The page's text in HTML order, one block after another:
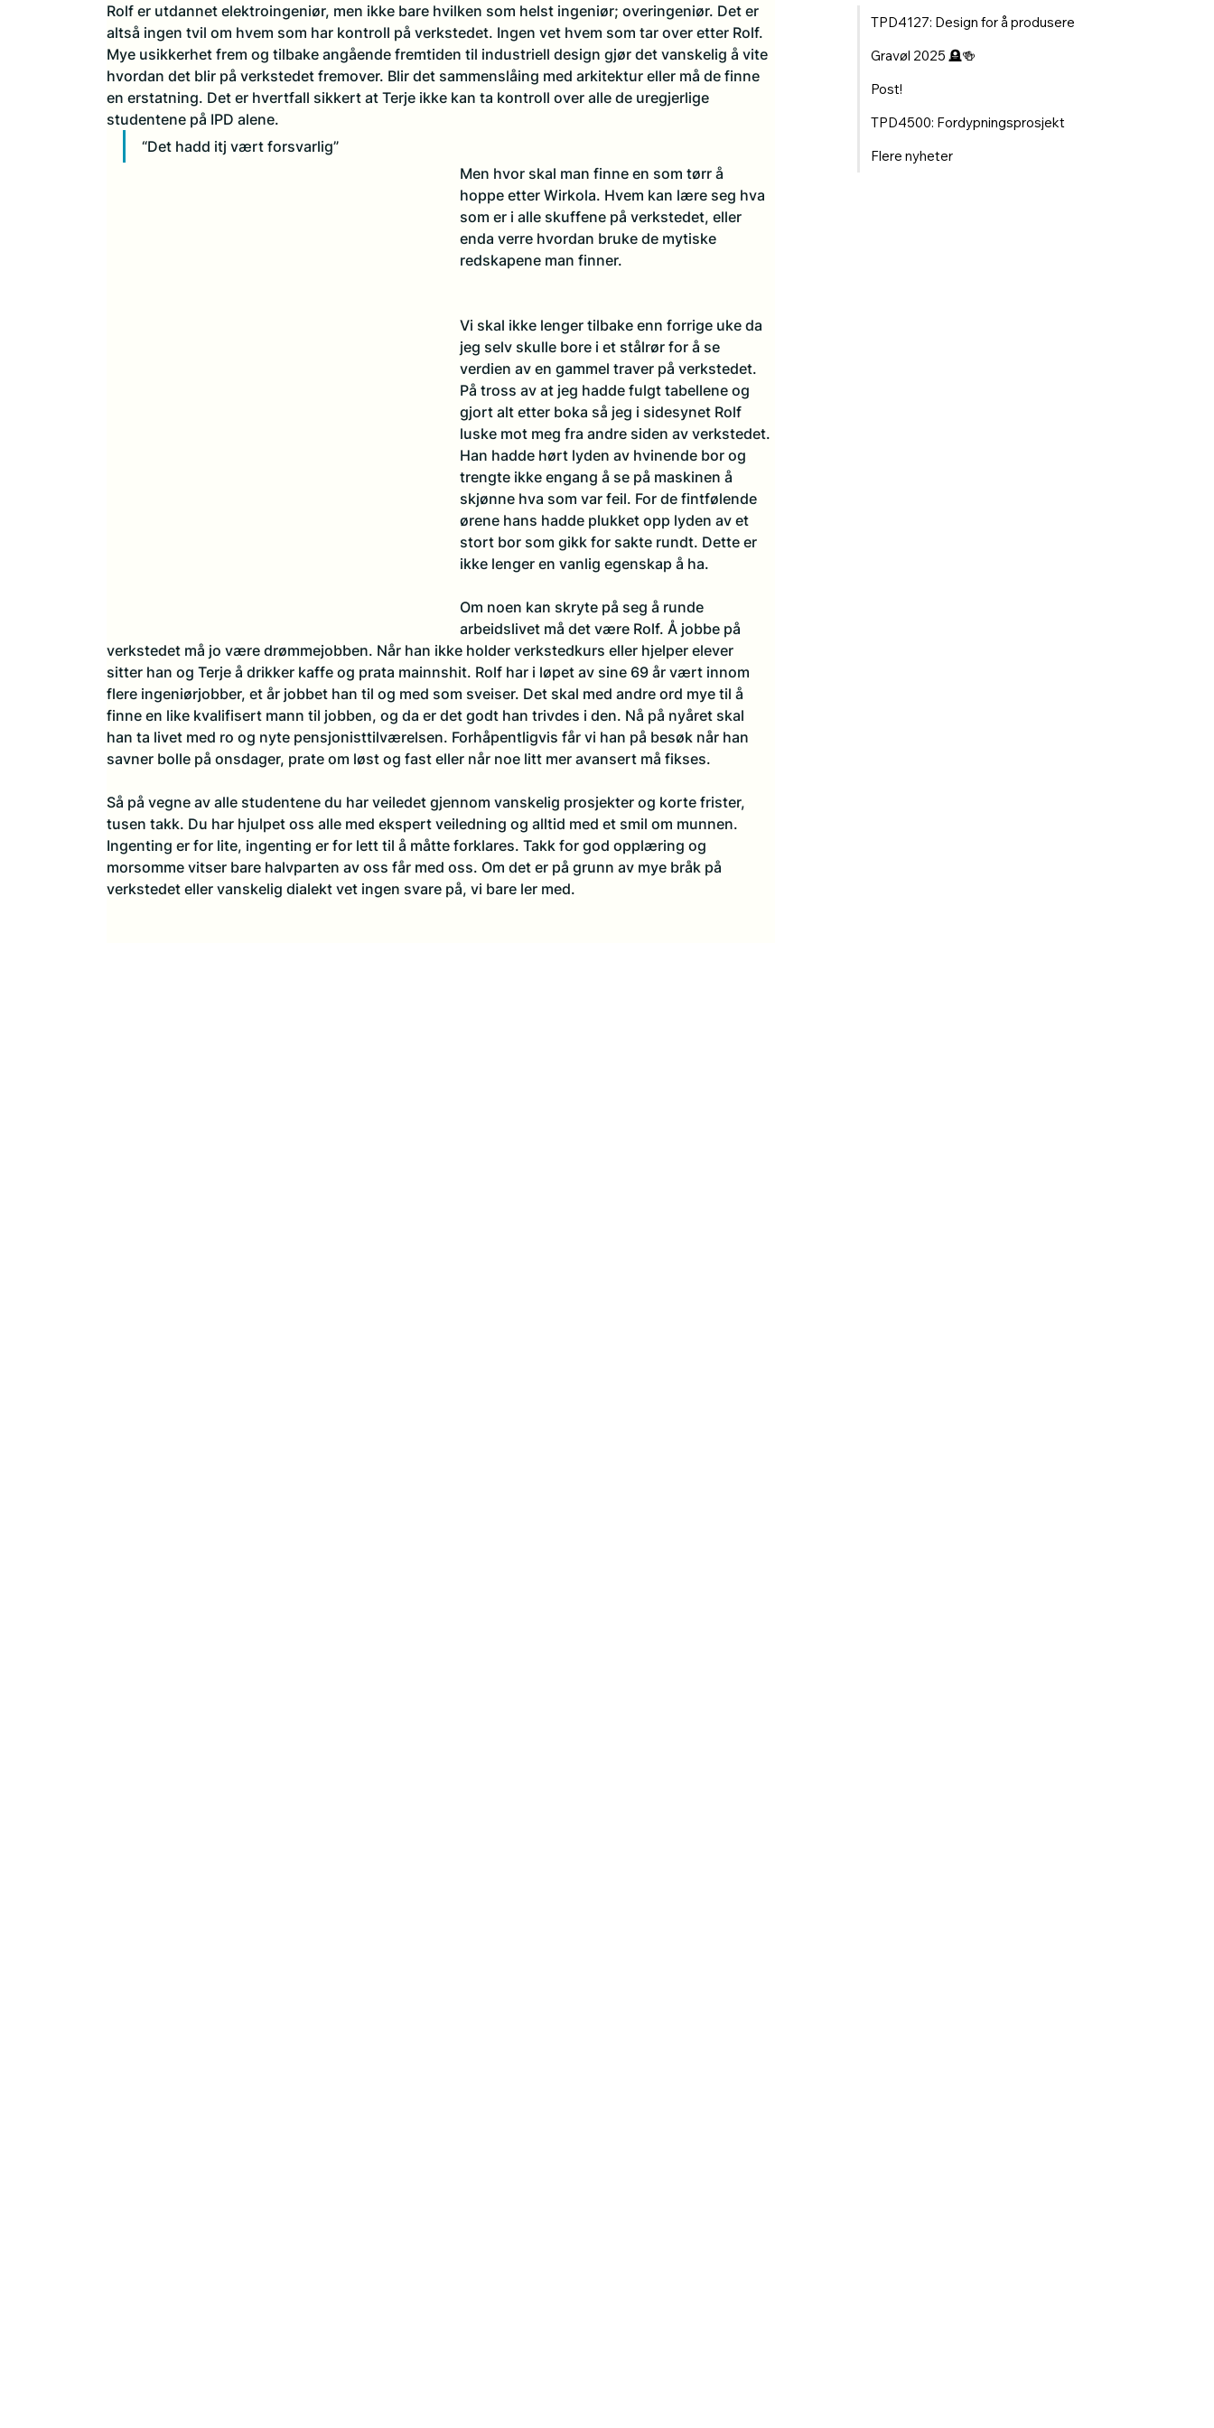
Rolf er utdannet elektroingeniør, men ikke bare hvilken som helst ingeniør; overingeniør. Det er
altså ingen tvil om hvem som har kontroll på verkstedet. Ingen vet hvem som tar over etter Rolf.
Mye usikkerhet frem og tilbake angående fremtiden til industriell design gjør det vanskelig å vite
hvordan det blir på verkstedet fremover. Blir det sammenslåing med arkitektur eller må de finne
en erstatning. Det er hvertfall sikkert at Terje ikke kan ta kontroll over alle de uregjerlige
studentene på IPD alene.
“Det hadd itj vært forsvarlig”
Men hvor skal man finne en som tørr å
hoppe etter Wirkola. Hvem kan lære seg hva
som er i alle skuffene på verkstedet, eller
enda verre hvordan bruke de mytiske
redskapene man finner.
Vi skal ikke lenger tilbake enn forrige uke da
jeg selv skulle bore i et stålrør for å se
verdien av en gammel traver på verkstedet.
På tross av at jeg hadde fulgt tabellene og
gjort alt etter boka så jeg i sidesynet Rolf
luske mot meg fra andre siden av verkstedet.
Han hadde hørt lyden av hvinende bor og
trengte ikke engang å se på maskinen å
skjønne hva som var feil. For de fintfølende
ørene hans hadde plukket opp lyden av et
stort bor som gikk for sakte rundt. Dette er
ikke lenger en vanlig egenskap å ha.
Om noen kan skryte på seg å runde
arbeidslivet må det være Rolf. Å jobbe på
verkstedet må jo være drømmejobben. Når han ikke holder verkstedkurs eller hjelper elever
sitter han og Terje å drikker kaffe og prata mainnshit. Rolf har i løpet av sine 69 år vært innom
flere ingeniørjobber, et år jobbet han til og med som sveiser. Det skal med andre ord mye til å
finne en like kvalifisert mann til jobben, og da er det godt han trivdes i den. Nå på nyåret skal
han ta livet med ro og nyte pensjonisttilværelsen. Forhåpentligvis får vi han på besøk når han
savner bolle på onsdager, prate om løst og fast eller når noe litt mer avansert må fikses.
Så på vegne av alle studentene du har veiledet gjennom vanskelig prosjekter og korte frister,
tusen takk. Du har hjulpet oss alle med ekspert veiledning og alltid med et smil om munnen.
Ingenting er for lite, ingenting er for lett til å måtte forklares. Takk for god opplæring og
morsomme vitser bare halvparten av oss får med oss. Om det er på grunn av mye bråk på
verkstedet eller vanskelig dialekt vet ingen svare på, vi bare ler med.
TPD4127: Design for å produsere
Gravøl 2025 🪦🍻
Post!
TPD4500: Fordypningsprosjekt
Flere nyheter